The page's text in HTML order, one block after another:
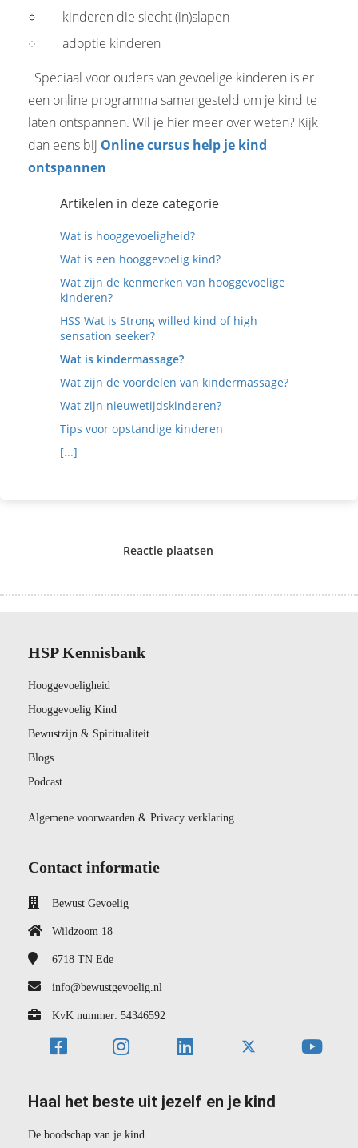
kinderen die slecht (in)slapen
adoptie kinderen
Speciaal voor ouders van gevoelige kinderen is er
een online programma samengesteld om je kind te
laten ontspannen. Wil je hier meer over weten? Kijk
dan eens bij Online cursus help je kind
ontspannen
Artikelen in deze categorie
Wat is hooggevoeligheid?
Wat is een hooggevoelig kind?
Wat zijn de kenmerken van hooggevoelige
kinderen?
HSS Wat is Strong willed kind of high
sensation seeker?
Wat is kindermassage?
Wat zijn de voordelen van kindermassage?
Wat zijn nieuwetijdskinderen?
Tips voor opstandige kinderen
[...]
Reactie plaatsen
HSP Kennisbank
Hooggevoeligheid
Hooggevoelig Kind
Bewustzijn & Spiritualiteit
Blogs
Podcast
Algemene voorwaarden & Privacy verklaring
Contact informatie
Bewust Gevoelig
Wildzoom 18
6718 TN Ede
info@bewustgevoelig.nl
KvK nummer: 54346592
Haal het beste uit jezelf en je kind
De boodschap van je kind